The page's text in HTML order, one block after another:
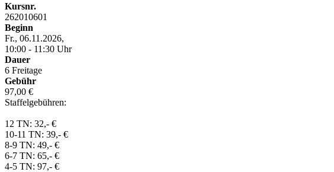
Kursnr.
262010601
Beginn
Fr., 06.11.2026,
10:00 - 11:30 Uhr
Dauer
6 Freitage
Gebühr
97,00 €
Staffelgebühren:
12 TN: 32,- €
10-11 TN: 39,- €
8-9 TN: 49,- €
6-7 TN: 65,- €
4-5 TN: 97,- €